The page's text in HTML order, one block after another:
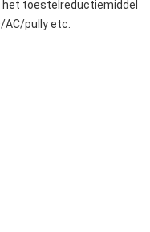
toestelreductiemiddel
pully etc.